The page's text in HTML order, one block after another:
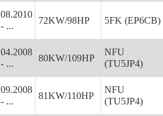
08.2010
- ...
72KW/98HP 5FK (EP6CB)
04.2008
- ...
80KW/109HP
NFU
(TU5JP4)
09.2008
- ...
81KW/110HP
NFU
(TU5JP4)